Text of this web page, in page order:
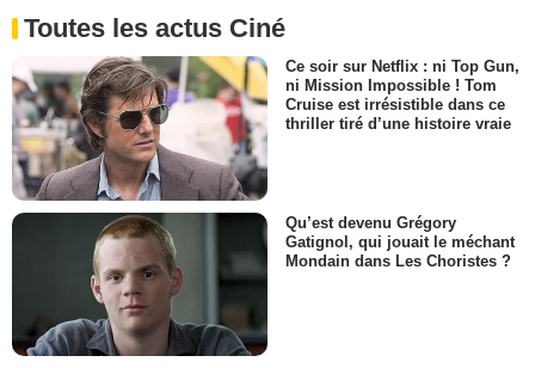
Toutes les actus Ciné
Ce soir sur Netflix : ni Top Gun,
ni Mission Impossible ! Tom
Cruise est irrésistible dans ce
thriller tiré d’une histoire vraie
Qu’est devenu Grégory
Gatignol, qui jouait le méchant
Mondain dans Les Choristes ?